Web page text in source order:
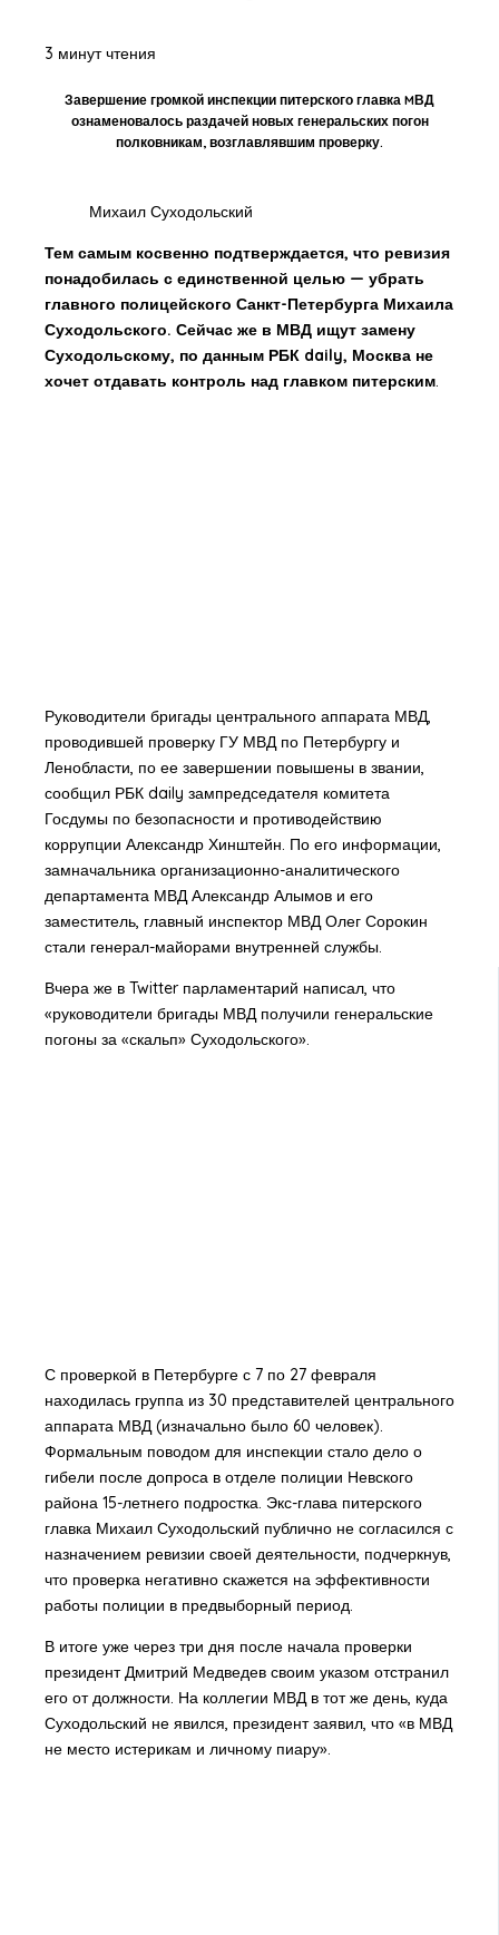
3 минут чтения
Завершение громкой инспекции питерского главка MВД
ознаменовалось раздачей новых генеральских погон
полковникам, возглавлявшим проверку.
Михаил Суходольский
Тем самым косвенно подтверждается, что ревизия
понадобилась с единственной целью — убрать
главного полицейского Санкт-Петербурга Михаила
Суходольского. Сейчас же в МВД ищут замену
Суходольскому, по данным РБК daily, Москва не
хочет отдавать контроль над главком питерским.
Руководители бригады центрального аппарата МВД,
проводившей проверку ГУ МВД по Петербургу и
Ленобласти, по ее завершении повышены в звании,
сообщил РБК daily зампредседателя комитета
Госдумы по безопасности и противодействию
коррупции Александр Хинштейн. По его информации,
замначальника организационно-аналитического
департамента МВД Александр Алымов и его
заместитель, главный инспектор МВД Олег Сорокин
стали генерал-майорами внутренней службы.
Вчера же в Twitter парламентарий написал, что
«руководители бригады МВД получили генеральские
погоны за «скальп» Суходольского».
С проверкой в Петербурге с 7 по 27 февраля
находилась группа из 30 представителей центрального
аппарата МВД (изначально было 60 человек).
Формальным поводом для инспекции стало дело о
гибели после допроса в отделе полиции Невского
района 15-летнего подростка. Экс-глава питерского
главка Михаил Суходольский публично не согласился с
назначением ревизии своей деятельности, подчеркнув,
что проверка негативно скажется на эффективности
работы полиции в предвыборный период.
В итоге уже через три дня после начала проверки
президент Дмитрий Медведев своим указом отстранил
его от должности. На коллегии МВД в тот же день, куда
Суходольский не явился, президент заявил, что «в МВД
не место истерикам и личному пиару».